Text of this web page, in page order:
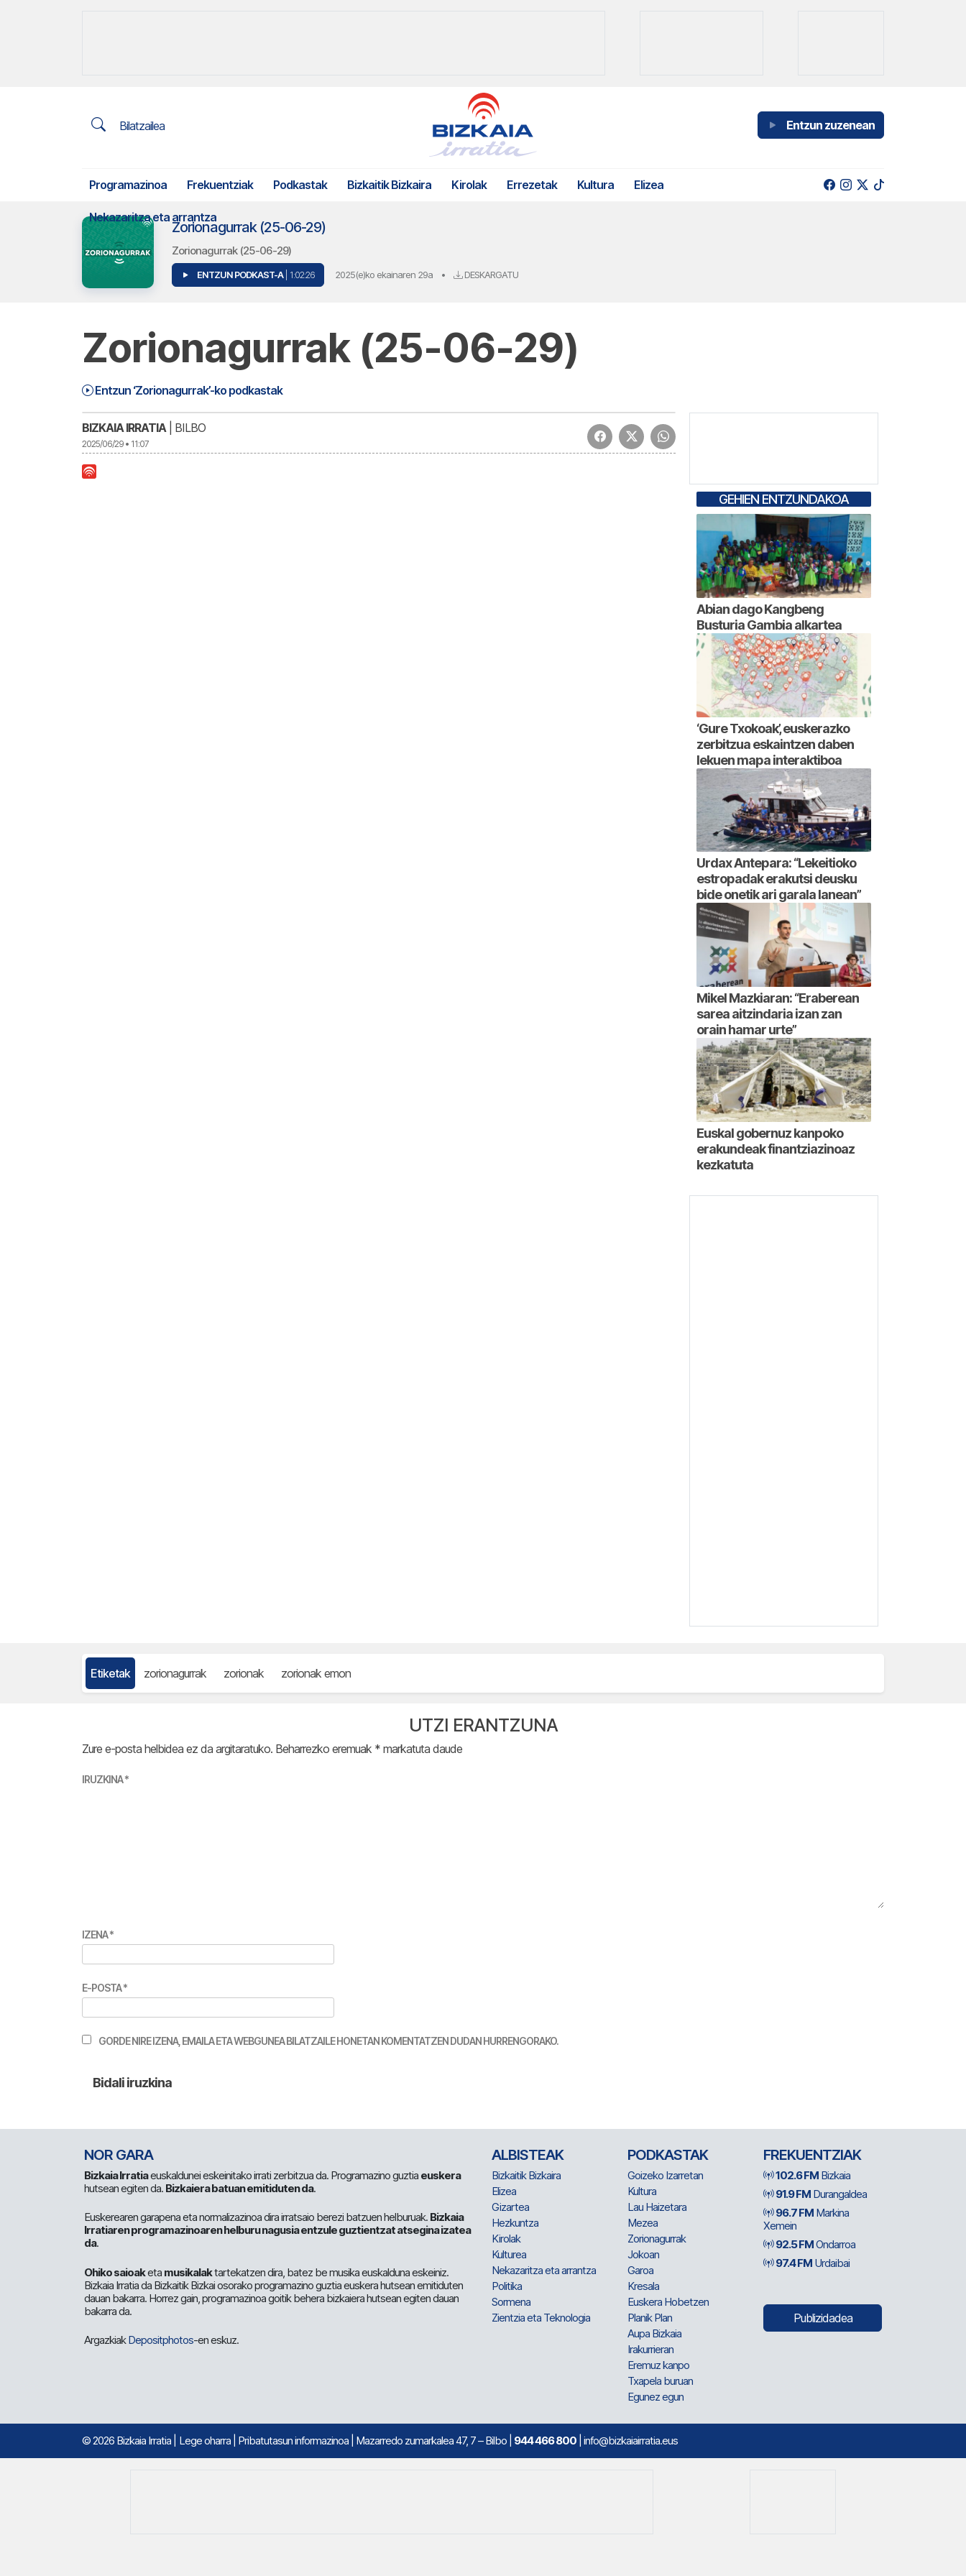
Bilatzailea Entzun zuzenean
Programazinoa Frekuentziak Podkastak Bizkaitik Bizkaira Kirolak Errezetak Kultura Elizea
Nekazaritza eta arrantza
Zorionagurrak (25-06-29)
Zorionagurrak (25-06-29)
ENTZUN PODKAST-A | 1:02:26 2025(e)ko ekainaren 29a • DESKARGATU
Zorionagurrak (25-06-29)
Entzun ‘Zorionagurrak’-ko podkastak
1:02:26 Zorionagurrak (25-06-29) | Zorionagurrak
BIZKAIA IRRATIA| BILBO
2025/06/29 • 11:07
GEHIEN ENTZUNDAKOA
Abian dago Kangbeng
Busturia Gambia alkartea
‘Gure Txokoak’, euskerazko
zerbitzua eskaintzen daben
lekuen mapa interaktiboa
Urdax Antepara: “Lekeitioko
estropadak erakutsi deusku
bide onetik ari garala lanean”
Mikel Mazkiaran: “Eraberean
sarea aitzindaria izan zan
orain hamar urte”
Euskal gobernuz kanpoko
erakundeak finantziazinoaz
kezkatuta
Etiketak zorionagurrak zorionak zorionak emon
UTZI ERANTZUNA
Zure e-posta helbidea ez da argitaratuko. Beharrezko eremuak * markatuta daude
IRUZKINA*
IZENA*
E-POSTA*
GORDE NIRE IZENA, EMAILA ETA WEBGUNEA BILATZAILE HONETAN KOMENTATZEN DUDAN HURRENGORAKO.
NOR GARA
Bizkaia Irratiaeuskaldunei eskeinitako irrati zerbitzua da. Programazino guztia euskera
hutsean egiten da. Bizkaiera batuan emitiduten da.
Euskerearen garapena eta normalizazinoa dira irratsaio berezi batzuen helburuak. Bizkaia
Irratiaren programazinoaren helburu nagusia entzule guztientzat atsegina izatea
da.
Ohiko saioaketa musikalaktartekatzen dira, batez be musika euskalduna eskeiniz.
Bizkaia Irratia da Bizkaitik Bizkai osorako programazino guztia euskera hutsean emitiduten
dauan bakarra. Horrez gain, programazinoa goitik behera bizkaiera hutsean egiten dauan
bakarra da.
ArgazkiakDepositphotos-en eskuz.
ALBISTEAK
Bizkaitik Bizkaira
Elizea
Gizartea
Hezkuntza
Kirolak
Kulturea
Nekazaritza eta arrantza
Politika
Sormena
Zientzia eta Teknologia
PODKASTAK
Goizeko Izarretan
Kultura
Lau Haizetara
Mezea
Zorionagurrak
Jokoan
Garoa
Kresala
Euskera Hobetzen
Planik Plan
Aupa Bizkaia
Irakurrieran
Eremuz kanpo
Txapela buruan
Egunez egun
FREKUENTZIAK
102.6 FM Bizkaia
91.9 FM Durangaldea
96.7 FM Markina
Xemein
92.5 FMOndarroa
97.4 FM Urdaibai
Publizidadea
© 2026 Bizkaia Irratia Lege oharra Pribatutasun informazinoa | Mazarredo zumarkalea 47, 7 – Bilbo | 944 466 800 | info@bizkaiairratia.eus